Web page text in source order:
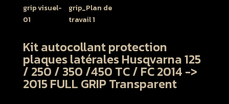
Kit autocollant protection
plaques latérales Husqvarna 125
/ 250 / 350 /450 TC / FC 2014 ->
2015 FULL GRIP Transparent